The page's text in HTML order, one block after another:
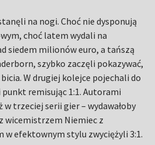
na nogi. Choć nie dysponują
choć latem wydali na
siedem milionów euro, a tańszą
szybko zaczęli pokazywać,
W drugiej kolejce pojechali do
remisując 1:1. Autorami
trzeciej serii gier – wydawałoby
wicemistrzem Niemiec z
w efektownym stylu zwyciężyli 3:1.